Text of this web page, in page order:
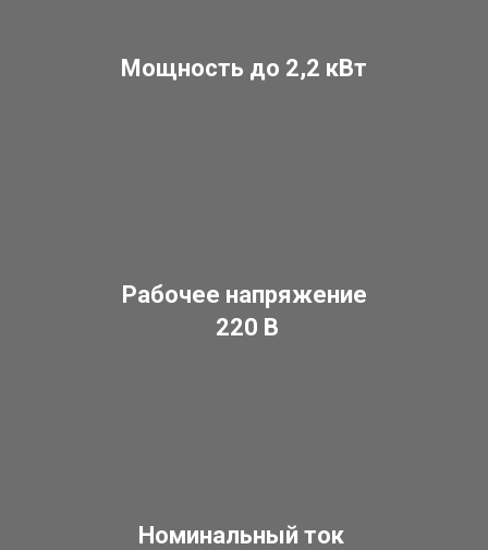
Мощность до 2,2 кВт
Рабочее напряжение
220 В
Номинальный ток